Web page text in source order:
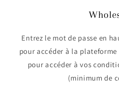
Entrez le mot de passe en
pour accéder à la
pour accéder à vos
(minimum de